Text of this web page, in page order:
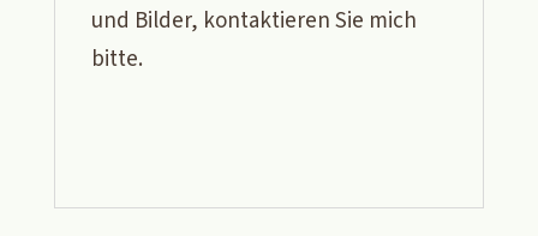
und Bilder, kontaktieren Sie mich
bitte.